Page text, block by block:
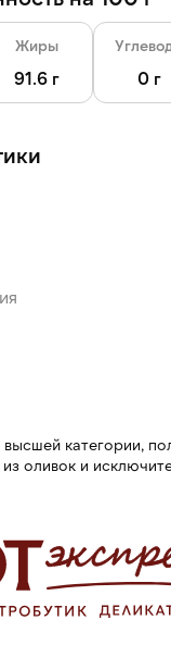
способом
температуры) из
для жарки,
соусов. Масло
Жиры
91.6 г 0 г
категории,
оливок и